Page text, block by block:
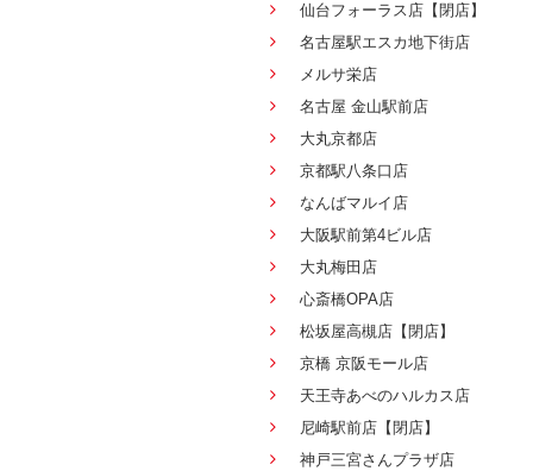
仙台フォーラス店【閉店】
名古屋駅エスカ地下街店
メルサ栄店
名古屋 金山駅前店
大丸京都店
京都駅八条口店
なんばマルイ店
大阪駅前第4ビル店
大丸梅田店
心斎橋OPA店
松坂屋高槻店【閉店】
京橋 京阪モール店
天王寺あべのハルカス店
尼崎駅前店【閉店】
神戸三宮さんプラザ店